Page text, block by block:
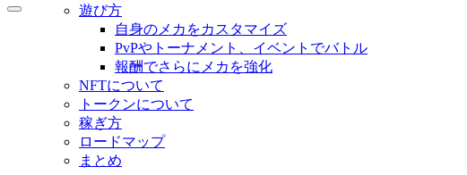
遊び方
自身のメカをカスタマイズ
PvPやトーナメント、イベントでバトル
報酬でさらにメカを強化
NFTについて
トークンについて
稼ぎ方
ロードマップ
まとめ